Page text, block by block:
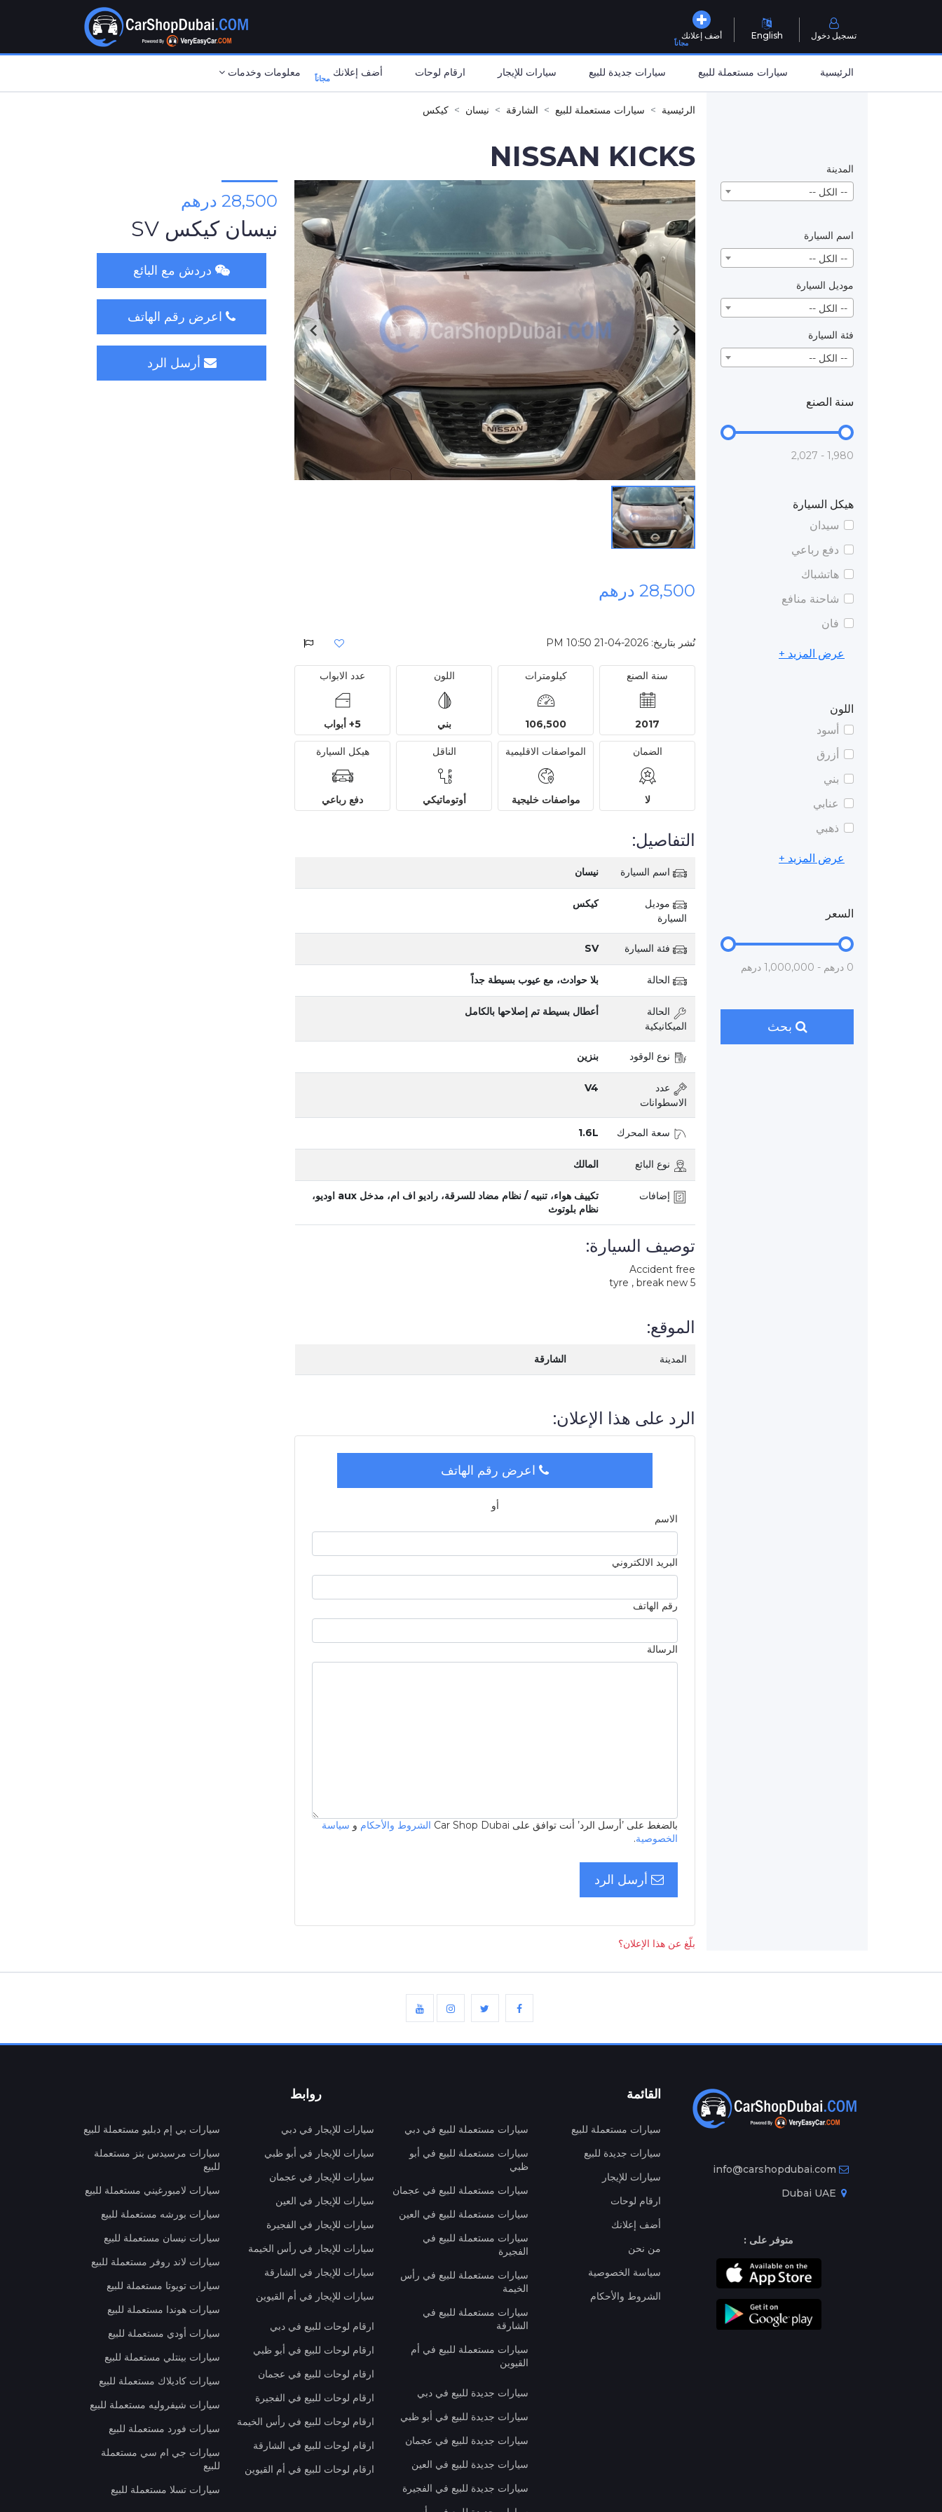
أضف إعلانك
مجاناً
English تسجيل دخول
الرئيسية سيارات مستعملة للبيع سيارات جديدة للبيع سيارات للإيجار ارقام لوحات أضف إعلانك مجاناً معلومات وخدمات
المدينة
-- الكل --
اسم السيارة
-- الكل --
موديل السيارة
-- الكل --
فئة السيارة
-- الكل --
سنة الصنع
1,980 - 2,027
هيكل السيارة
سيدان
دفع رباعي
هاتشباك
شاحنة منافع
فان
عرض المزيد +
اللون
أسود
أزرق
بني
عنابي
ذهبي
عرض المزيد +
السعر
0 درهم - 1,000,000 درهم
بحث
الرئيسية سيارات مستعملة للبيع الشارقة نيسان كيكس
NISSAN KICKS
28,500 درهم
28,500 درهم
نيسان كيكس SV
دردش مع البائع
اعرض رقم الهاتف
أرسل الرد
نُشر بتاريخ: 2026-04-21 10:50 PM
سنة الصنع
2017
كيلومترات
106,500
اللون
بني
عدد الابواب
5+ أبواب
الضمان
لا
المواصفات الاقليمية
مواصفات خليجية
الناقل
أوتوماتيكي
هيكل السيارة
دفع رباعي
التفاصيل:
اسم السيارة نيسان
موديل
السيارة
كيكس
فئة السيارة SV
الحالة بلا حوادث، مع عيوب بسيطة جداً
الحالة
الميكانيكية
أعطال بسيطة تم إصلاحها بالكامل
نوع الوقود بنزين
عدد
الاسطوانات
V4
سعة المحرك 1.6L
نوع البائع المالك
إضافات
تكييف هواء، تنبيه / نظام مضاد للسرقة، راديو اف ام، مدخل aux اوديو،
نظام بلوتوث
توصيف السيارة:
Accident free
5 tyre , break new
الموقع:
المدينة الشارقة
الرد على هذا الإعلان:
اعرض رقم الهاتف
أو
الاسم
البريد الالكتروني
رقم الهاتف
الرسالة
بالضغط على ’أرسل الرد’ أنت توافق على Car Shop Dubai الشروط والأحكام و سياسة
الخصوصية.
أرسل الرد
بلّغ عن هذا الإعلان؟
info@carshopdubai.com
متوفر على :
القائمة
سيارات مستعملة للبيع
سيارات جديدة للبيع
سيارات للإيجار
ارقام لوحات
أضف إعلانك
من نحن
سياسة الخصوصية
الشروط والأحكام
روابط
سيارات مستعملة للبيع في دبي
سيارات مستعملة للبيع في أبو
ظبي
سيارات مستعملة للبيع في عجمان
سيارات مستعملة للبيع في العين
سيارات مستعملة للبيع في
الفجيرة
سيارات مستعملة للبيع في رأس
الخيمة
سيارات مستعملة للبيع في
الشارقة
سيارات مستعملة للبيع في أم
القيوين
سيارات جديدة للبيع في دبي
سيارات جديدة للبيع في أبو ظبي
سيارات جديدة للبيع في عجمان
سيارات جديدة للبيع في العين
سيارات جديدة للبيع في الفجيرة
سيارات للإيجار في دبي
سيارات للإيجار في أبو ظبي
سيارات للإيجار في عجمان
سيارات للإيجار في العين
سيارات للإيجار في الفجيرة
سيارات للإيجار في رأس الخيمة
سيارات للإيجار في الشارقة
سيارات للإيجار في أم القيوين
ارقام لوحات للبيع في دبي
ارقام لوحات للبيع في أبو ظبي
ارقام لوحات للبيع في عجمان
ارقام لوحات للبيع في الفجيرة
ارقام لوحات للبيع في رأس الخيمة
ارقام لوحات للبيع في الشارقة
ارقام لوحات للبيع في أم القيوين
سيارات بي إم دبليو مستعملة للبيع
سيارات مرسيدس بنز مستعملة
للبيع
سيارات لامبورغيني مستعملة للبيع
سيارات بورشه مستعملة للبيع
سيارات نيسان مستعملة للبيع
سيارات لاند روفر مستعملة للبيع
سيارات تويوتا مستعملة للبيع
سيارات هوندا مستعملة للبيع
سيارات أودي مستعملة للبيع
سيارات بينتلي مستعملة للبيع
سيارات كاديلاك مستعملة للبيع
سيارات شيفروليه مستعملة للبيع
سيارات فورد مستعملة للبيع
سيارات جي ام سي مستعملة
للبيع
سيارات تسلا مستعملة للبيع